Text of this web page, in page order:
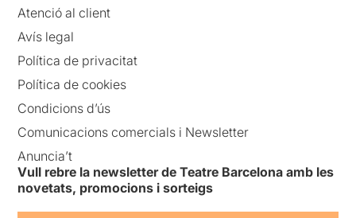
Atenció al client
Avís legal
Política de privacitat
Política de cookies
Condicions d’ús
Comunicacions comercials i Newsletter
Anuncia’t
Vull rebre la newsletter de Teatre Barcelona amb les
novetats, promocions i sorteigs